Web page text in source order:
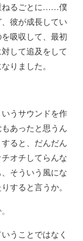
ねるごとに……僕
彼が成長してい
吸収して、最初
して追及をして
りました。
うサウンドを作
あったと思うん
ると、だんだん
オチしてらんな
そういう風にな
すると言うか。
うことではなく